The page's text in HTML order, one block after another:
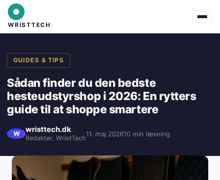
WRISTTECH
GUIDES & TIPS
Sådan finder du den bedste
hesteudstyrshop i 2026: En rytters
guide til at shoppe smartere
W wristtech.dk
Redaktør, WristTech
11. maj 202610 min læsning